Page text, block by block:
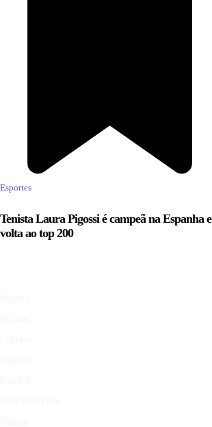
Esportes
Tenista Laura Pigossi é campeã na Espanha e
volta ao top 200